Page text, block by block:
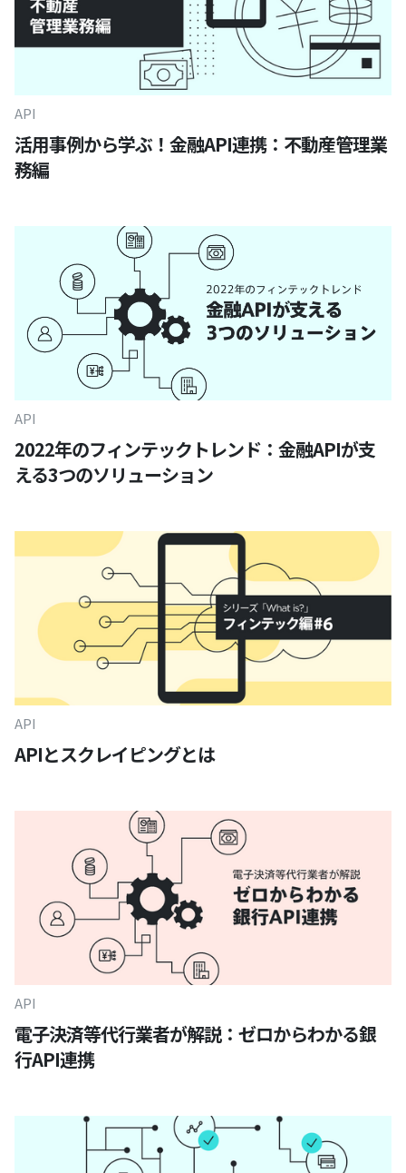
API
活用事例から学ぶ！金融API連携：不動産管理業
務編
API
2022年のフィンテックトレンド：金融APIが支
える3つのソリューション
API
APIとスクレイピングとは
API
電子決済等代行業者が解説：ゼロからわかる銀
行API連携